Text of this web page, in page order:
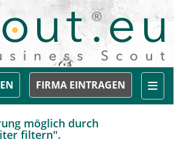
FIRMA EINTRAGEN
möglich durch
filtern".